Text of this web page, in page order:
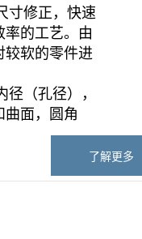
寸修正，快速
的工艺。由
较软的零件进
（孔径），
面，圆角
了解更多